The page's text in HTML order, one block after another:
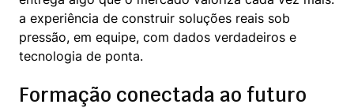
a experiência de construir soluções reais sob
pressão, em equipe, com dados verdadeiros e
tecnologia de ponta.
Formação conectada ao futuro